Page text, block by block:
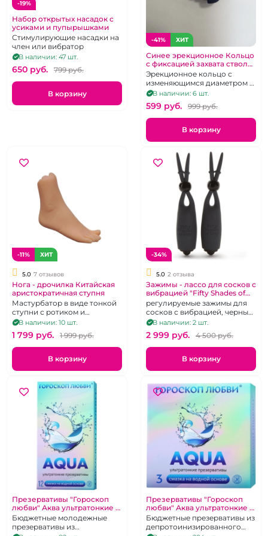
-19%
Набор открытых насадок с
усиками и пупырышками
Стимулирующие насадки на
член или вибратор
В наличии: 47 шт.
650 pуб. 799 pуб.
В корзину
-41% ХИТ
Синее эрекционное Кольцо
с фиксацией захвата ствола
Delay Capture
Эрекционное кольцо с
изменяющимся диаметром и
вибрацией на ствол и
В наличии: 6 шт.
599 pуб. 999 pуб.
В корзину
-11% ХИТ
5.0 7 отзывов
Нога - дрочилка Китайская
аристократичная ступня
Мастурбатор в виде тонкой
ступни с ротиком и
сквозным туннелем
В наличии: 10 шт.
1 799 pуб. 1 999 pуб.
В корзину
-34%
5.0 2 отзыва
Зажимы - лассо для сосков с
вибрацией "Fifty Shades of
Grey" Sweet Tease
регулируемые зажимы для
сосков с вибрацией, черные,
силиконовые
В наличии: 2 шт.
2 999 pуб. 4 500 pуб.
В корзину
Презервативы "Гороскоп
любви" Аква ультратонкие 12
шт
Бюджетные молодежные
презервативы из
Презервативы "Гороскоп
любви" Аква ультратонкие 3
шт
Бюджетные презервативы из
депротоинизированного